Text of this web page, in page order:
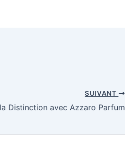
SUIVANT
Distinction avec Azzaro Parfum